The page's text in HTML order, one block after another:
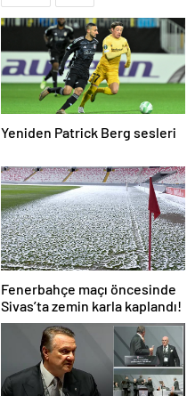
Yeniden Patrick Berg sesleri
Fenerbahçe maçı öncesinde
Sivas’ta zemin karla kaplandı!